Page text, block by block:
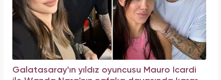
Galatasaray'ın yıldız oyuncusu Mauro Icardi